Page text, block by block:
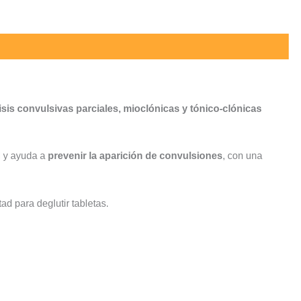
convulsivas parciales, mioclónicas y tónico-clónicas
y ayuda a prevenir la aparición de convulsiones, con una
para deglutir tabletas.